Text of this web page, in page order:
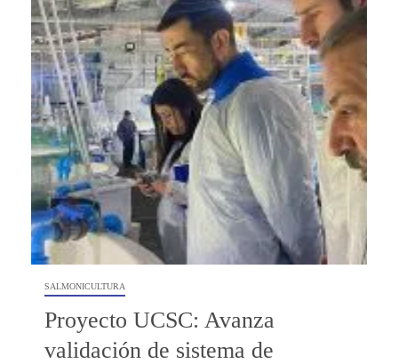
SALMONICULTURA
Proyecto UCSC: Avanza
validación de sistema de